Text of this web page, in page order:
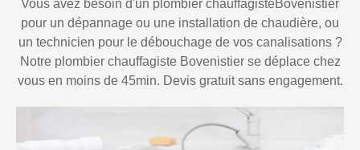
Vous avez besoin d'un plombier chauffagisteBovenistier
pour un dépannage ou une installation de chaudière, ou
un technicien pour le débouchage de vos canalisations ?
Notre plombier chauffagiste Bovenistier se déplace chez
vous en moins de 45min. Devis gratuit sans engagement.